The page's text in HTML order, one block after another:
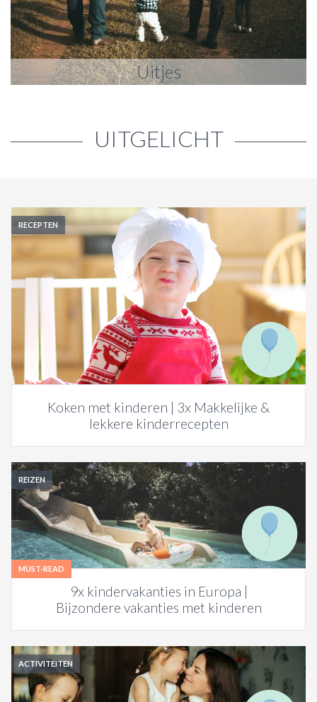
Uitjes
UITGELICHT
RECEPTEN
Koken met kinderen | 3x Makkelijke &
lekkere kinderrecepten
REIZEN
MUST-READ
9x kindervakanties in Europa |
Bijzondere vakanties met kinderen
ACTIVITEITEN